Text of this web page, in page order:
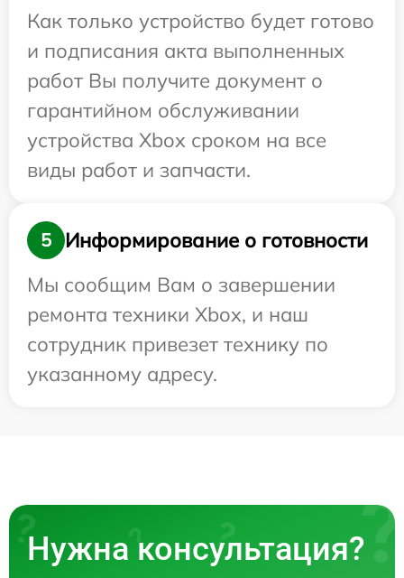
Как только устройство будет готово
и подписания акта выполненных
работ Вы получите документ о
гарантийном обслуживании
устройства Xbox сроком на все
виды работ и запчасти.
5
Информирование о готовности
Мы сообщим Вам о завершении
ремонта техники Xbox, и наш
сотрудник привезет технику по
указанному адресу.
Нужна консультация?